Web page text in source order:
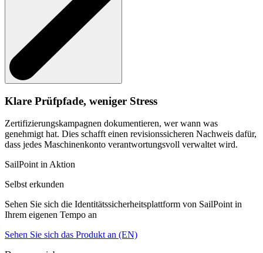
Klare Prüfpfade, weniger Stress
Zertifizierungskampagnen dokumentieren, wer wann was
genehmigt hat. Dies schafft einen revisionssicheren Nachweis dafür,
dass jedes Maschinenkonto verantwortungsvoll verwaltet wird.
SailPoint in Aktion
Selbst erkunden
Sehen Sie sich die Identitätssicherheitsplattform von SailPoint in
Ihrem eigenen Tempo an
Sehen Sie sich das Produkt an (EN)